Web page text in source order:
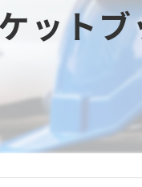
ット